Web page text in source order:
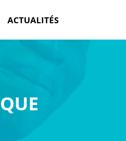
ACTUALITÉS